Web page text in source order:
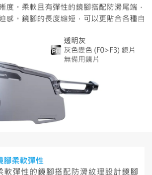
號或使用他人資訊註冊。若發現惡意使用之情形，
有權停止該用戶之使用額度並採取法律行動。